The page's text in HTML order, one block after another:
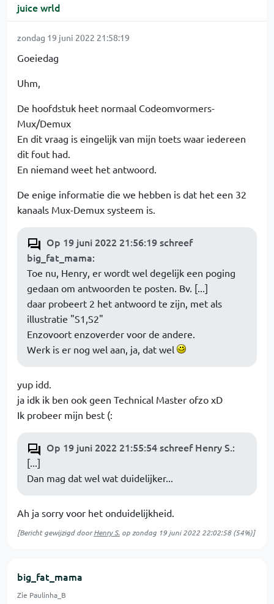
juice wrld
zondag 19 juni 2022 21:58:19
Goeiedag
Uhm,
De hoofdstuk heet normaal Codeomvormers-
Mux/Demux
En dit vraag is eingelijk van mijn toets waar iedereen
dit fout had.
En niemand weet het antwoord.
De enige informatie die we hebben is dat het een 32
kanaals Mux-Demux systeem is.
Op 19 juni 2022 21:56:19 schreef
big_fat_mama:
Toe nu, Henry, er wordt wel degelijk een poging
gedaan om antwoorden te posten. Bv. [...]
daar probeert 2 het antwoord te zijn, met als
illustratie "S1,S2"
Enzovoort enzoverder voor de andere.
Werk is er nog wel aan, ja, dat wel
yup idd.
ja idk ik ben ook geen Technical Master ofzo xD
Ik probeer mijn best (:
Op 19 juni 2022 21:55:54 schreef Henry S.:
[...]
Dan mag dat wel wat duidelijker...
Ah ja sorry voor het onduidelijkheid.
[Bericht gewijzigd doorHenry S. op zondag 19 juni 2022 22:02:58(54%)]
big_fat_mama
Zie Paulinha_B